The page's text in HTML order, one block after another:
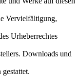
Vervielfältigung,
Urheberrechtes
Downloads und